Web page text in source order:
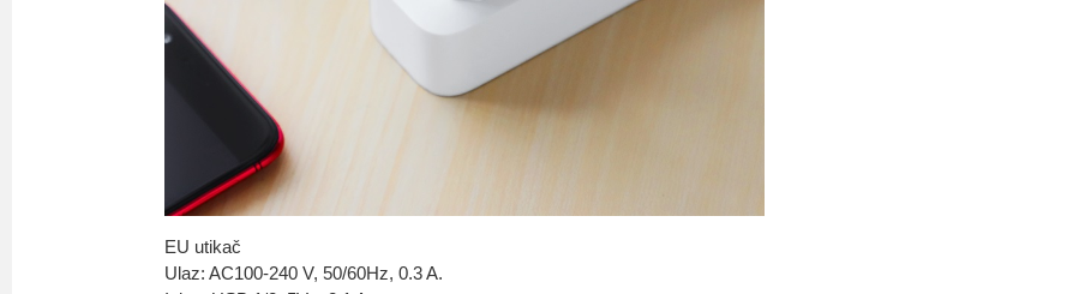
EU utikač
Ulaz: AC100-240 V, 50/60Hz, 0.3 A.